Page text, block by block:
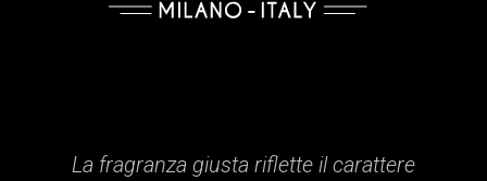
La fragranza giusta riflette il carattere